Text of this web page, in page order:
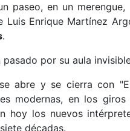
paseo, en un
Luis Enrique Martínez
.
por su aula
abre y se cierra con
modernas, en los
hoy los nuevos
décadas.